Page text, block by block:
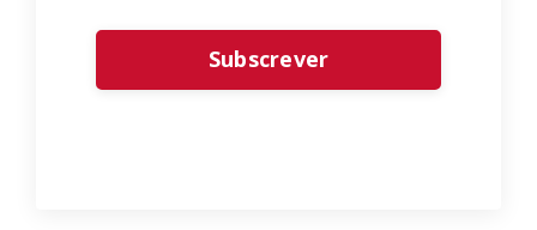
Form
submission[]Subscrever